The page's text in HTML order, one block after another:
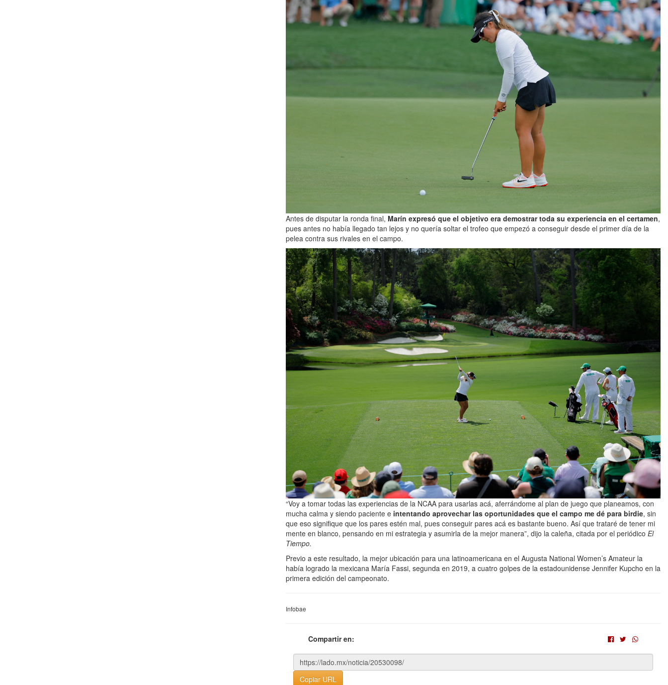
Antes de disputar la ronda final, Marín expresó que el objetivo era demostrar toda su experiencia en el certamen,
pues antes no había llegado tan lejos y no quería soltar el trofeo que empezó a conseguir desde el primer día de la
pelea contra sus rivales en el campo.
“Voy a tomar todas las experiencias de la NCAA para usarlas acá, aferrándome al plan de juego que planeamos, con
mucha calma y siendo paciente e intentando aprovechar las oportunidades que el campo me dé para birdie, sin
que eso signifique que los pares estén mal, pues conseguir pares acá es bastante bueno. Así que trataré de tener mi
mente en blanco, pensando en mi estrategia y asumirla de la mejor manera”, dijo la caleña, citada por el periódico El
Tiempo.
Previo a este resultado, la mejor ubicación para una latinoamericana en el Augusta National Women’s Amateur la
había logrado la mexicana María Fassi, segunda en 2019, a cuatro golpes de la estadounidense Jennifer Kupcho en la
primera edición del campeonato.
Infobae
Compartir en:
Copiar URL